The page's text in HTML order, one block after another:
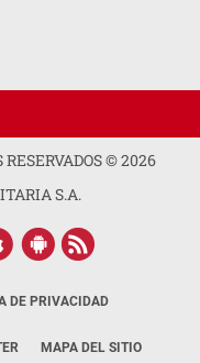
RESERVADOS ©2026
S.A.
DE PRIVACIDAD
MAPA DEL SITIO